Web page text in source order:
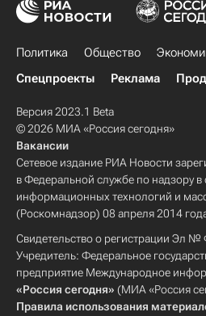
Политика Общество
Спецпроекты
Реклама
Версия 2023.1 Beta
© 2026 МИА «Россия сегодня»
Вакансии
Сетевое издание РИА Новости
в Федеральной службе по надзору в
информационных технологий и
(Роскомнадзор) 08 апреля 2014
Свидетельство о регистрации Эл
Учредитель: Федеральное
предприятие Международное
«Россия сегодня» (МИА «Россия
Правила использования